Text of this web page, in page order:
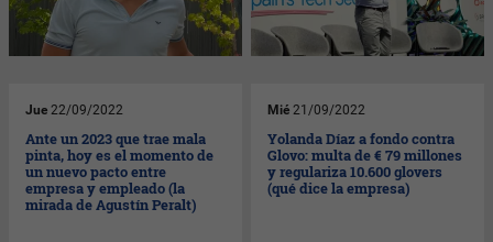
Jue 22/09/2022
Ante un 2023 que trae mala
pinta, hoy es el momento de
un nuevo pacto entre
empresa y empleado (la
mirada de Agustín Peralt)
Mié 21/09/2022
Yolanda Díaz a fondo contra
Glovo: multa de € 79 millones
y regulariza 10.600 glovers
(qué dice la empresa)